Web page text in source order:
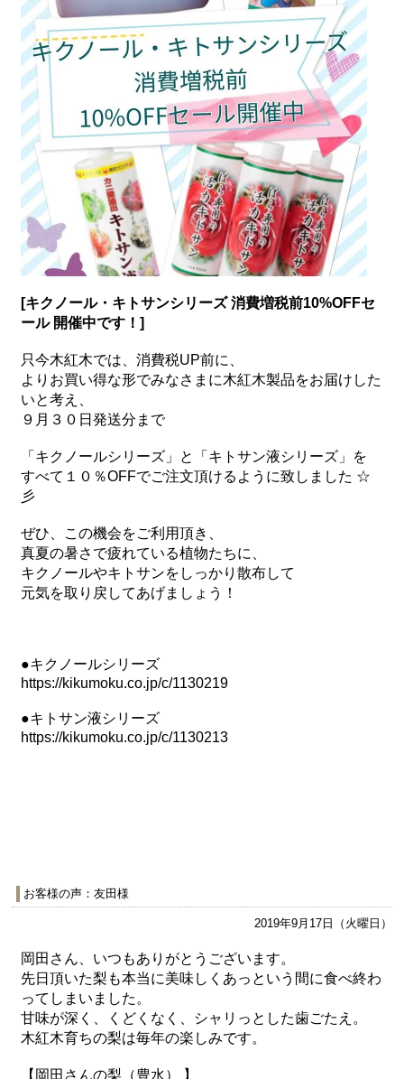
[キクノール・キトサンシリーズ 消費増税前10%OFFセ
ール 開催中です！]
只今木紅木では、消費税UP前に、
よりお買い得な形でみなさまに木紅木製品をお届けした
いと考え、
９月３０日発送分まで
「キクノールシリーズ」と「キトサン液シリーズ」を
すべて１０％OFFでご注文頂けるように致しました ☆
彡
ぜひ、この機会をご利用頂き、
真夏の暑さで疲れている植物たちに、
キクノールやキトサンをしっかり散布して
元気を取り戻してあげましょう！
●キクノールシリーズ
https://kikumoku.co.jp/c/1130219
●キトサン液シリーズ
https://kikumoku.co.jp/c/1130213
お客様の声：友田様
2019年9月17日（火曜日）
岡田さん、いつもありがとうございます。
先日頂いた梨も本当に美味しくあっという間に食べ終わ
ってしまいました。
甘味が深く、くどくなく、シャリっとした歯ごたえ。
木紅木育ちの梨は毎年の楽しみです。
【岡田さんの梨（豊水） 】